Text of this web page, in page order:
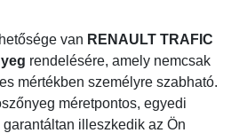
van RENAULT TRAFIC
rendelésére, amely nemcsak
mértékben személyre szabható.
méretpontos, egyedi
illeszkedik az Ön